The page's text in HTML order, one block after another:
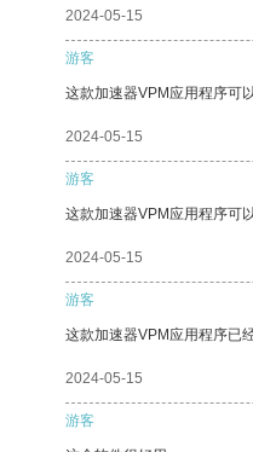
2024-05-15
游客
这款加速器VPM应用程序可
2024-05-15
游客
这款加速器VPM应用程序可
2024-05-15
游客
这款加速器VPM应用程序已
2024-05-15
游客